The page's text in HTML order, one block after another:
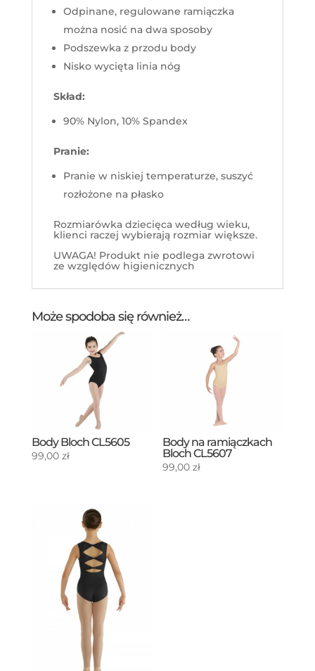
Odpinane, regulowane ramiączka
można nosić na dwa sposoby
Podszewka z przodu body
Nisko wycięta linia nóg
Skład:
90% Nylon, 10% Spandex
Pranie:
Pranie w niskiej temperaturze, suszyć
rozłożone na płasko
Rozmiarówka dziecięca według wieku,
klienci raczej wybierają rozmiar większe.
UWAGA! Produkt nie podlega zwrotowi
ze względów higienicznych
Może spodoba się również…
Body Bloch CL5605
99,00 zł
Body na ramiączkach
Bloch CL5607
99,00zł